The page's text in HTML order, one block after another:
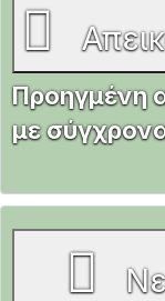
Προηγμένη
με